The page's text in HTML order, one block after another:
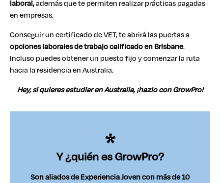
laboral,además que te permiten realizar prácticas pagadas
en empresas.
Conseguir un certificado de VET, te abrirá las puertas a
opciones laborales de trabajo calificado en Brisbane.
Incluso puedes obtener un puesto fijo y comenzar la ruta
hacia la residencia en Australia.
Hey, si quieres estudiar en Australia, ¡hazlo con GrowPro!
Y ¿quién es GrowPro?
Son aliados de Experiencia Joven con más de 10